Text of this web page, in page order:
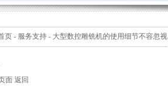
页 - 服务支持 - 大型数控雕铣机的使用细节不容忽视
面 返回